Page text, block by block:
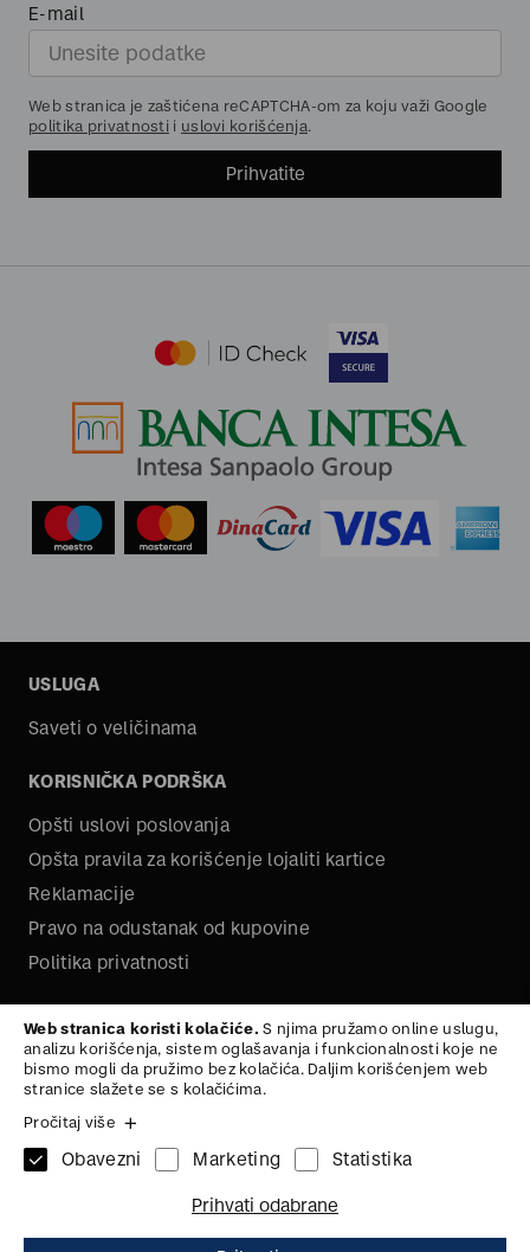
4.645,00RSD
E-mail
Web stranica je zaštićena reCAPTCHA-om za koju važi Google
politika privatnosti i uslovi korišćenja.
Prihvatite
USLUGA
Saveti o veličinama
KORISNIČKA PODRŠKA
Opšti uslovi poslovanja
Opšta pravila za korišćenje lojaliti kartice
Reklamacije
Pravo na odustanak od kupovine
Politika privatnosti
Kariera
ZAŠTITA PODATAKA
Web stranica koristi kolačiće. S njima pružamo online uslugu,
analizu korišćenja, sistem oglašavanja i funkcionalnosti koje ne
bismo mogli da pružimo bez kolačića. Daljim korišćenjem web
stranice slažete se s kolačićima.
Pročitaj više
Obavezni Marketing Statistika
Prihvati odabrane